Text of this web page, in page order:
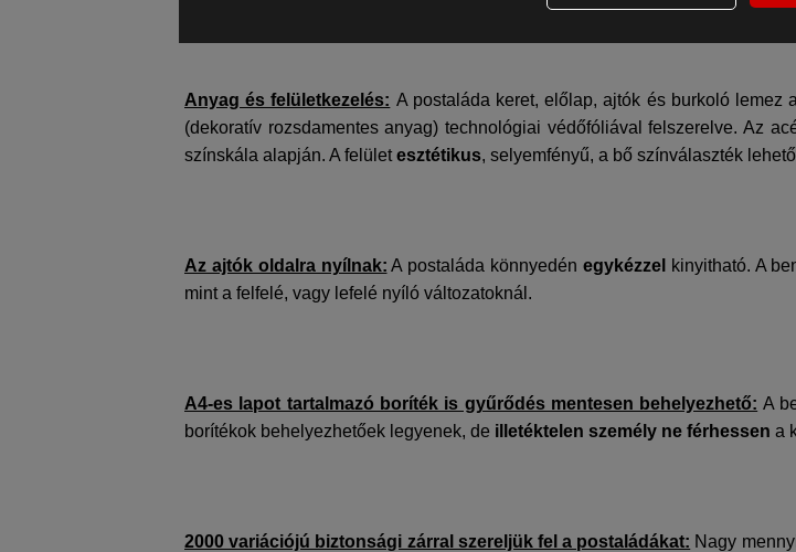
Anyag és felületkezelés: A postaláda keret, előlap, ajtók és burkoló lemez
(dekoratív rozsdamentes anyag) technológiai védőfóliával felszerelve. Az
színskála alapján. A felületesztétikus, selyemfényű, a bő színválaszték
Az ajtók oldalra nyílnak: A postaláda könnyedén egykézzel kinyitható. A
mint a felfelé, vagy lefelé nyíló változatoknál.
A4-es lapot tartalmazó boríték is gyűrődés mentesen behelyezhető: A
borítékok behelyezhetőek legyenek, de illetéktelen személy ne férhessen a
2000 variációjú biztonsági zárral szereljük fel a postaládákat: Nagy